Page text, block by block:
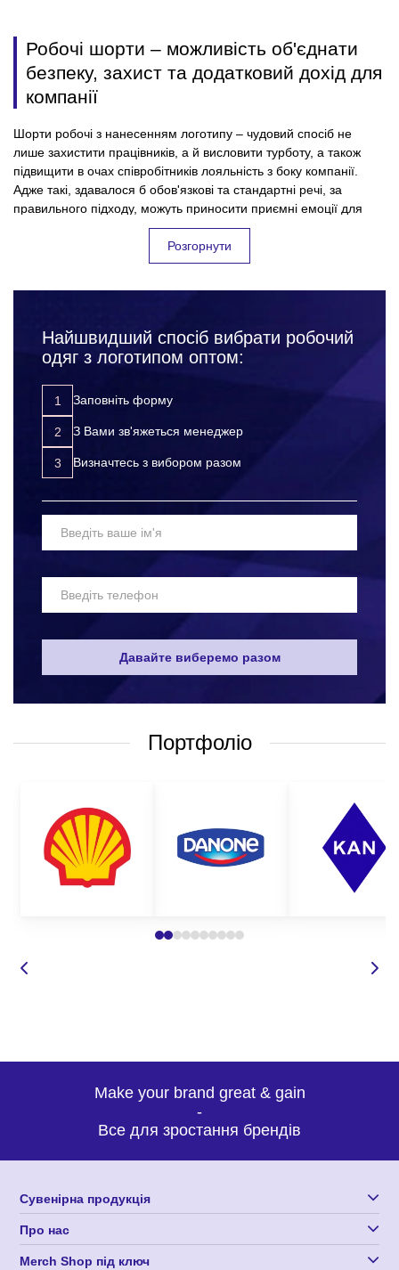
Робочі шорти – можливість об'єднати
безпеку, захист та додатковий дохід для
компанії
Шорти робочі з нанесенням логотипу – чудовий спосіб не
лише захистити працівників, а й висловити турботу, а також
підвищити в очах співробітників лояльність з боку компанії.
Адже такі, здавалося б обов'язкові та стандартні речі, за
правильного підходу, можуть приносити приємні емоції для
колективу, і безумовно користь для підприємства. Всі успішні
фірми, які дбають про своїх співробітників та їхню безпеку на
робочому місці – дуже відповідально підходять до вибору
захищаєте своїх працівників від нещасних випадків,
травм та інших неприємних ситуацій на робочому місці;
підвищуєте лояльність до компанії з боку співробітників;
розвиваєте корпоративну культуру;
просуваєте свій бренд за допомогою додаткової
реклами.
одне з найскладніших завдань. Адже, такі вироби мають бути
захищати тіло, не обмежуючи людину в рухах. Якісні матеріали
та технології пошиття робочих шорт оптом не дозволяють
травмувати працівника, і при цьому не викликатимуть
дискомфорту від носіння таких виробів. Звичайно, дуже
би підійшов усім. Але найпоширенішими варіантами є робочі:
жилети;
костюми;
полукомбінезони;
шорти;
халати;
фартухи;
футболки і багато іншого.
ваших працівників від травмування на робочому місці. На
одягу для різних цілей та груп захисту.
яких потреб. Наші вироби з нанесенням логотипу
відрізняються високою якістю, зносостійкістю, а також
оригінальним кроєм та дизайном, що робить нашу продукцію
високій якості одягу;
доступних оптових цінах;
оригінальному дизайні виробів, які точно сподобаються
Розгорнути
Найшвидший спосіб вибрати робочий
одяг з логотипом оптом:
Заповніть форму
З Вами зв'яжеться менеджер
Визначтесь з вибором разом
Давайте виберемо разом
Портфоліо
Make your brand great & gain
-
Все для зростання брендів
Сувенірна продукція
Про нас
Merch Shop під ключ